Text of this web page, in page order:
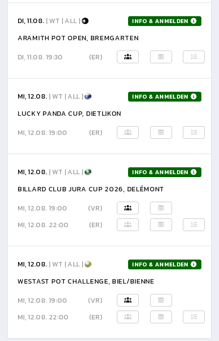
DI, 11.08. | WT | ALL | INFO & ANMELDEN
ARAMITH POT OPEN, BREMGARTEN
DI, 11.08. 19:30
(ER)
MI, 12.08. | WT | ALL | INFO & ANMELDEN
LUCKY PANDA CUP, DIETLIKON
MI, 12.08. 19:00
(ER)
MI, 12.08. | WT | ALL | INFO & ANMELDEN
BILLARD CLUB JURA CUP 2026, DELÉMONT
MI, 12.08. 19:00
(VR)
MI, 12.08. 22:00
(ER)
MI, 12.08. | WT | ALL | INFO & ANMELDEN
WESTAST POT CHALLENGE, BIEL/BIENNE
MI, 12.08. 19:00
(VR)
MI, 12.08. 22:00
(ER)